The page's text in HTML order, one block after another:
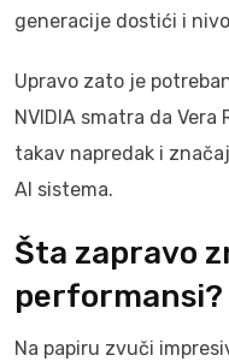
generacije dostići i
Upravo zato je
NVIDIA smatra da
takav napredak i
AI sistema.
Šta zapravo
performansi?
Na papiru zvuči